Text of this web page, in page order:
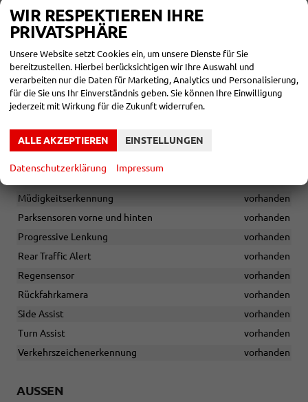
Erweiterter Insassenschutz (PreCrash)
Exit-Warnsystem
Fahrer- und Beifahrerairbag sowie Knieairbag auf der
Fahrerseite, Seitenairbags und Vorhangairbags vorne
vorhanden
Frontassistent mit Fußgänger- und Radfahrerschutz
Funkfernbedienung für die Zentralverriegelung
Lichtassistent mit Coming Home/Leaving Home Funktion
Müdigkeitserkennung
vorhanden
Parksensoren vorne und hinten
vorhanden
Progressive Lenkung
vorhanden
Rear Traffic Alert
vorhanden
Regensensor
vorhanden
Rückfahrkamera
vorhanden
Side Assist
vorhanden
Turn Assist
vorhanden
Verkehrszeichenerkennung
vorhanden
AUSSEN
WIR RESPEKTIEREN IHRE
PRIVATSPHÄRE
Unsere Website setzt Cookies ein, um unsere Dienste für Sie
bereitzustellen. Hierbei berücksichtigen wir Ihre Auswahl und
verarbeiten nur die Daten für Marketing, Analytics und Personalisierung,
für die Sie uns Ihr Einverständnis geben. Sie können Ihre Einwilligung
jederzeit mit Wirkung für die Zukunft widerrufen.
ALLE AKZEPTIEREN EINSTELLUNGEN
Datenschutzerklärung Impressum